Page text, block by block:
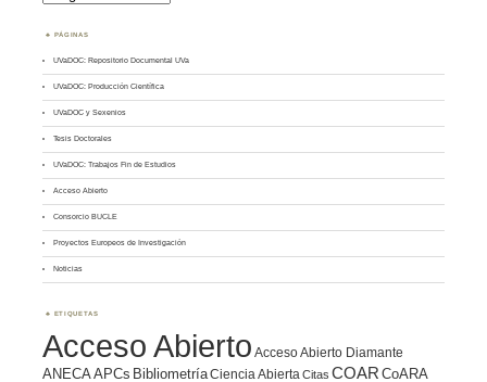
PÁGINAS
UVaDOC: Repositorio Documental UVa
UVaDOC: Producción Científica
UVaDOC y Sexenios
Tesis Doctorales
UVaDOC: Trabajos Fin de Estudios
Acceso Abierto
Consorcio BUCLE
Proyectos Europeos de Investigación
Noticias
ETIQUETAS
Acceso Abierto Acceso Abierto Diamante
ANECA APCs BibliometríaCiencia Abierta Citas COAR CoARA